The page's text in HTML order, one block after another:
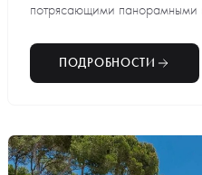
потрясающими панорамными
ПОДРОБНОСТИ